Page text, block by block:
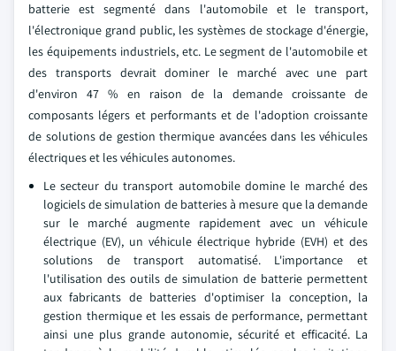
batterie est segmenté dans l'automobile et le transport,
l'électronique grand public, les systèmes de stockage d'énergie,
les équipements industriels, etc. Le segment de l'automobile et
des transports devrait dominer le marché avec une part
d'environ 47 % en raison de la demande croissante de
composants légers et performants et de l'adoption croissante
de solutions de gestion thermique avancées dans les véhicules
électriques et les véhicules autonomes.
Le secteur du transport automobile domine le marché des
logiciels de simulation de batteries à mesure que la demande
sur le marché augmente rapidement avec un véhicule
électrique (EV), un véhicule électrique hybride (EVH) et des
solutions de transport automatisé. L'importance et
l'utilisation des outils de simulation de batterie permettent
aux fabricants de batteries d'optimiser la conception, la
gestion thermique et les essais de performance, permettant
ainsi une plus grande autonomie, sécurité et efficacité. La